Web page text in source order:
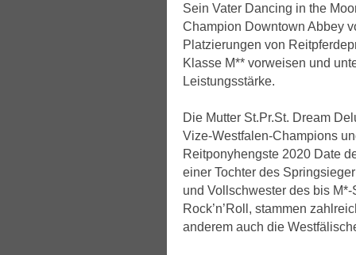
Sein Vater Dancing in the
Champion Downtown Abbey
Platzierungen von
Klasse M** vorweisen und
Leistungsstärke.
Die Mutter St.Pr.St. Dream
Vize-Westfalen-Champions
Reitponyhengste 2020 Date
einer Tochter des
und Vollschwester des bis
Rock’n’Roll, stammen
anderem auch die